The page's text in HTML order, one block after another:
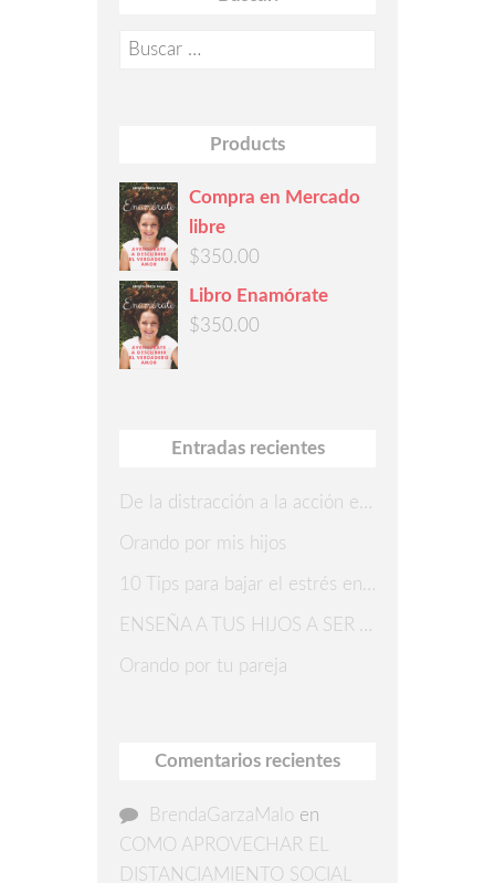
Buscar:
Products
Compra en Mercado
libre
$350.00
Libro Enamórate
$350.00
Entradas recientes
De la distracción a la acción en 7 pasos
Orando por mis hijos
10 Tips para bajar el estrés en Navidad
ENSEÑA A TUS HIJOS A SER AGRADECIDOS
Orando por tu pareja
Comentarios recientes
BrendaGarzaMalo en
COMO APROVECHAR EL
DISTANCIAMIENTO SOCIAL